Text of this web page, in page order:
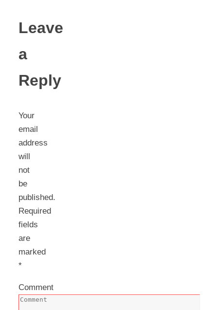
Leave
a
Reply
Your
email
address
will
not
be
published.
Required
fields
are
marked
*
Comment